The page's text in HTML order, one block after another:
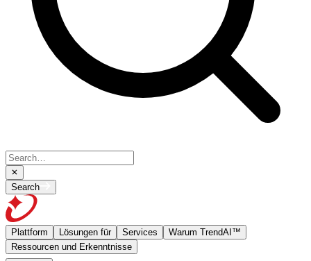
Search
Plattform Lösungen für Services
Warum TrendAI™
Ressourcen und Erkenntnisse